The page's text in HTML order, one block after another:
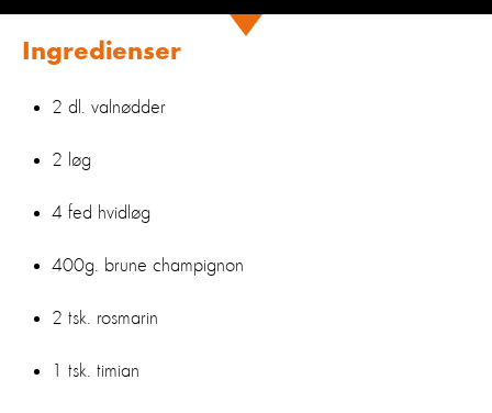
Ingredienser
2 dl. valnødder
2 løg
4 fed hvidløg
400g. brune champignon
2 tsk. rosmarin
1 tsk. timian